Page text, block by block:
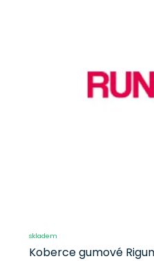
skladem
Koberce gumové